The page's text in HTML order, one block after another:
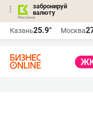
забронируй
валюту
Казань25.9° Москва